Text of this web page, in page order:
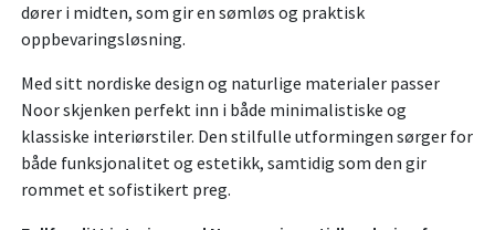
dører i midten, som gir en sømløs og praktisk
oppbevaringsløsning.
Med sitt nordiske design og naturlige materialer passer
Noor skjenken perfekt inn i både minimalistiske og
klassiske interiørstiler. Den stilfulle utformingen sørger for
både funksjonalitet og estetikk, samtidig som den gir
rommet et sofistikert preg.